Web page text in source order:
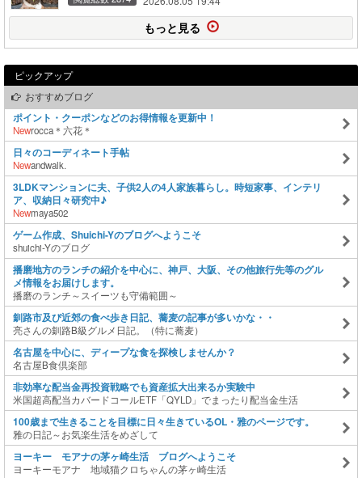
もっと見る
ピックアップ
おすすめブログ
ポイント・クーポンなどのお得情報を更新中！
Newrocca＊六花＊
日々のコーディネート手帖
Newandwalk.
3LDKマンションに夫、子供2人の4人家族暮らし。時短家事、インテリ
ア、収納日々研究中♪
Newmaya502
ゲーム作成、Shuichi-Yのブログへようこそ
shuichi-Yのブログ
播磨地方のランチの紹介を中心に、神戸、大阪、その他旅行先等のグル
メ情報をお届けします。
播磨のランチ～スイーツも守備範囲～
釧路市及び近郊の食べ歩き日記、蕎麦の記事が多いかな・・
亮さんの釧路B級グルメ日記。（特に蕎麦）
名古屋を中心に、ディープな食を探検しませんか？
名古屋B食倶楽部
非効率な配当金再投資戦略でも資産拡大出来るか実験中
米国超高配当カバードコールETF「QYLD」でまったり配当金生活
100歳まで生きることを目標に日々生きているOL・雅のページです。
雅の日記～お気楽生活をめざして
ヨーキー モアナの茅ヶ崎生活 ブログへようこそ
ヨーキーモアナ 地域猫クロちゃんの茅ヶ崎生活